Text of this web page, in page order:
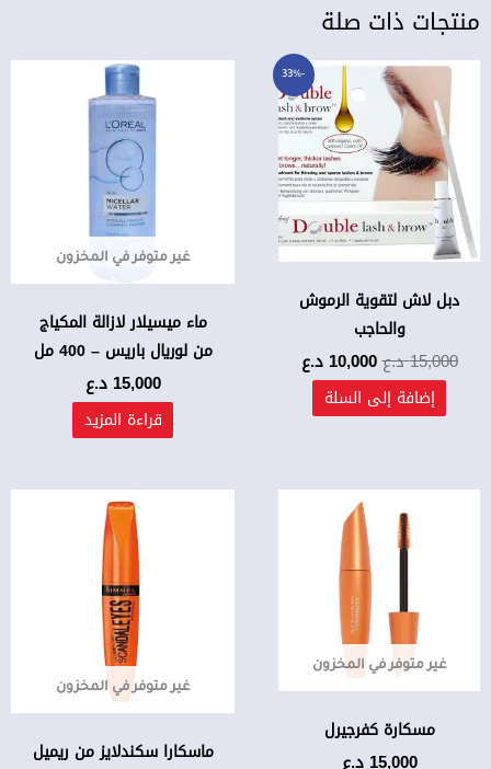
منتجات ذات صلة
-33%
دبل لاش لتقوية الرموش
والحاجب
15,000د.ع
السعر
الأصلي
هو:
15,000 د.ع.
10,000 د.ع
السعر
الحالي
هو:
10,000 د.ع.
إضافة إلى السلة
غير متوفر في المخزون
ماء ميسيلار لازالة المكياج
من لوريال باريس – 400 مل
15,000 د.ع
قراءة المزيد
غير متوفر في المخزون
مسكارة كفرجيرل
15,000 د.ع
غير متوفر في المخزون
ماسكارا سكندلايز من ريميل